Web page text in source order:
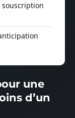
une
d’un